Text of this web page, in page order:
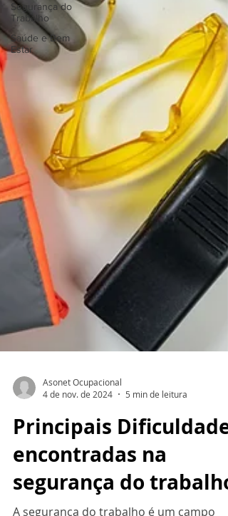
Segurança do
Trabalho
Saúde e Bem
Estar
Asonet Ocupacional
Principais Dificuldades
encontradas na
segurança do trabalho